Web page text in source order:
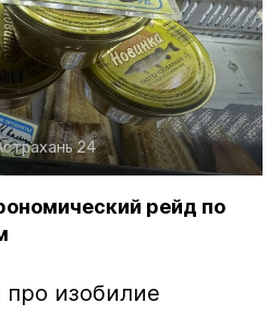
24
рейд по
про изобилие